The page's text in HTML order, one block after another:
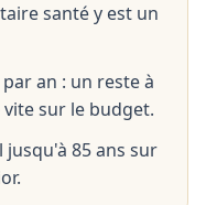
santé y est un
an : un reste à
sur le budget.
85 ans sur